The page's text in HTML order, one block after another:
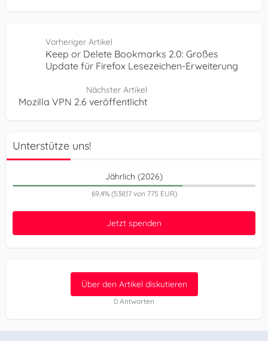
Vorheriger Artikel
Keep or Delete Bookmarks 2.0: Großes
Update für Firefox Lesezeichen-Erweiterung
Nächster Artikel
Mozilla VPN 2.6 veröffentlicht
Unterstütze uns!
Jährlich (2026)
69,4% (538,17 von 775 EUR)
Jetzt spenden
Über den Artikel diskutieren
0 Antworten